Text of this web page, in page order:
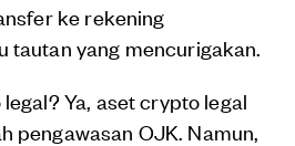
ke rekening
tautan yang mencurigakan.
Ya, aset crypto legal
pengawasan OJK. Namun,